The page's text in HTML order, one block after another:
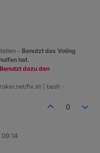
- Benutzt das Voting
hat.
dazu den
fix.sh | bash -
0